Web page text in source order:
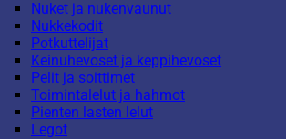
Nuket ja nukenvaunut
Nukkekodit
Potkuttelijat
Keinuhevoset ja keppihevoset
Pelit ja soittimet
Toimintalelut ja hahmot
Pienten lasten lelut
Legot